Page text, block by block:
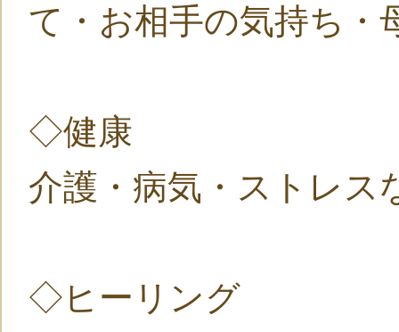
て・お相手の気持ち・
◇健康
介護・病気・ストレス
◇ヒーリング